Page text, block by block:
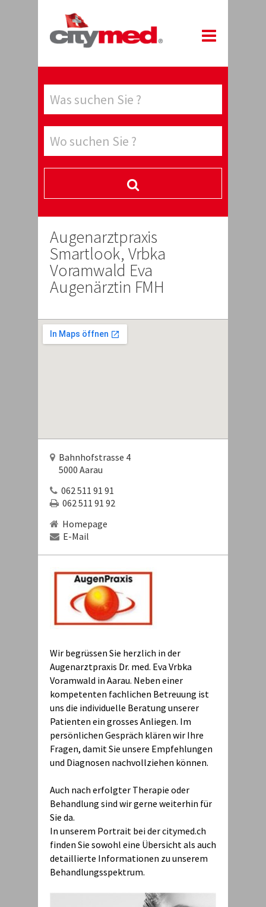
Augenarztpraxis
Smartlook, Vrbka
Voramwald Eva
Augenärztin FMH
Bahnhofstrasse 4
5000 Aarau
062 511 91 91
062 511 91 92
Homepage
E-Mail
Wir begrüssen Sie herzlich in der
Augenarztpraxis Dr. med. Eva Vrbka
Voramwald in Aarau. Neben einer
kompetenten fachlichen Betreuung ist
uns die individuelle Beratung unserer
Patienten ein grosses Anliegen. Im
persönlichen Gespräch klären wir Ihre
Fragen, damit Sie unsere Empfehlungen
und Diagnosen nachvollziehen können.
Auch nach erfolgter Therapie oder
Behandlung sind wir gerne weiterhin für
Sie da.
In unserem Portrait bei der citymed.ch
finden Sie sowohl eine Übersicht als auch
detaillierte Informationen zu unserem
Behandlungsspektrum.